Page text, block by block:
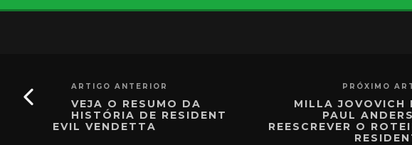
ARTIGO ANTERIOR
VEJA O RESUMO DA
HISTÓRIA DE RESIDENT
EVIL VENDETTA
PRÓXIMO
MILLA JOVOVICH
PAUL
REESCREVER O